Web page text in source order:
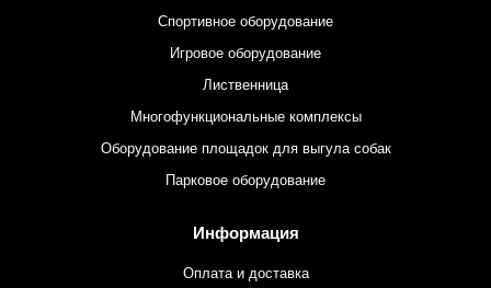
Спортивное оборудование
Игровое оборудование
Лиственница
Многофункциональные комплексы
Оборудование площадок для выгула собак
Парковое оборудование
Информация
Оплата и доставка